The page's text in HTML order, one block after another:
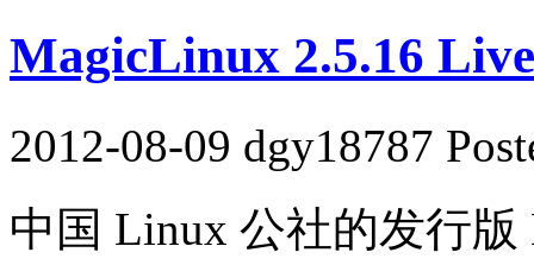
MagicLinux 2.5.16
2012-08-09 dgy18787
中国 Linux 公社的发行版